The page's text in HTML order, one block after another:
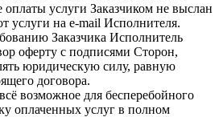
оплаты услуги Заказчиком не выслан
услуги на e-mail Исполнителя.
Заказчика Исполнитель
оферту с подписями Сторон,
юридическую силу, равную
договора.
возможное для бесперебойного
оплаченных услуг в полном